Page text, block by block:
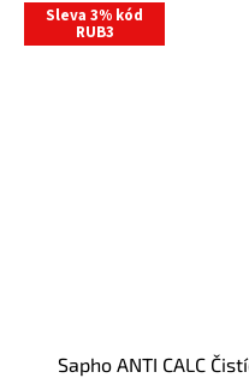
Sleva 3% kód
RUB3
Sapho ANTI CALC